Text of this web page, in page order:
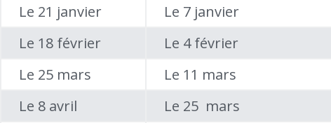
Le 21 janvier
Le 7 janvier
Le 18 février
Le 4 février
Le 25 mars
Le 11 mars
Le 8 avril
Le 25 mars